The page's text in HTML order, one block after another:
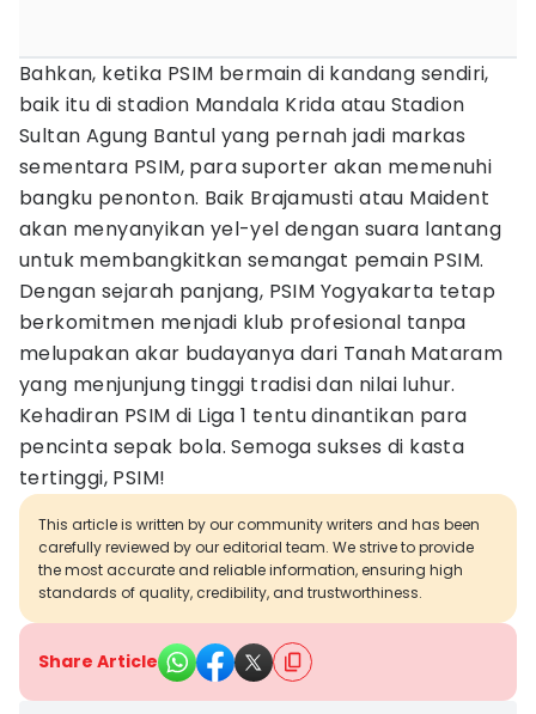
Bahkan, ketika PSIM bermain di kandang sendiri,
baik itu di stadion Mandala Krida atau Stadion
Sultan Agung Bantul yang pernah jadi markas
sementara PSIM, para suporter akan memenuhi
bangku penonton. Baik Brajamusti atau Maident
akan menyanyikan yel-yel dengan suara lantang
untuk membangkitkan semangat pemain PSIM.
Dengan sejarah panjang, PSIM Yogyakarta tetap
berkomitmen menjadi klub profesional tanpa
melupakan akar budayanya dari Tanah Mataram
yang menjunjung tinggi tradisi dan nilai luhur.
Kehadiran PSIM di Liga 1 tentu dinantikan para
pencinta sepak bola. Semoga sukses di kasta
tertinggi, PSIM!
This article is written by our community writers and has been
carefully reviewed by our editorial team. We strive to provide
the most accurate and reliable information, ensuring high
standards of quality, credibility, and trustworthiness.
Share Article